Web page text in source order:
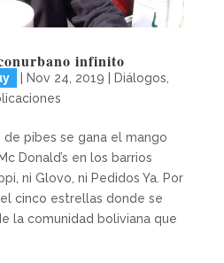
infinito
Nov 24, 2019 Diálogos
de pibes se gana el mango
Donald’s en los barrios
ni Glovo, ni Pedidos Ya. Por
cinco estrellas donde se
la comunidad boliviana que